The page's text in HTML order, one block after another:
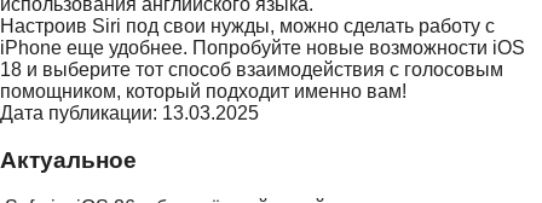
использования английского языка.
Настроив Siri под свои нужды, можно сделать работу с
iPhone еще удобнее. Попробуйте новые возможности iOS
18 и выберите тот способ взаимодействия с голосовым
помощником, который подходит именно вам!
Дата публикации: 13.03.2025
Актуальное